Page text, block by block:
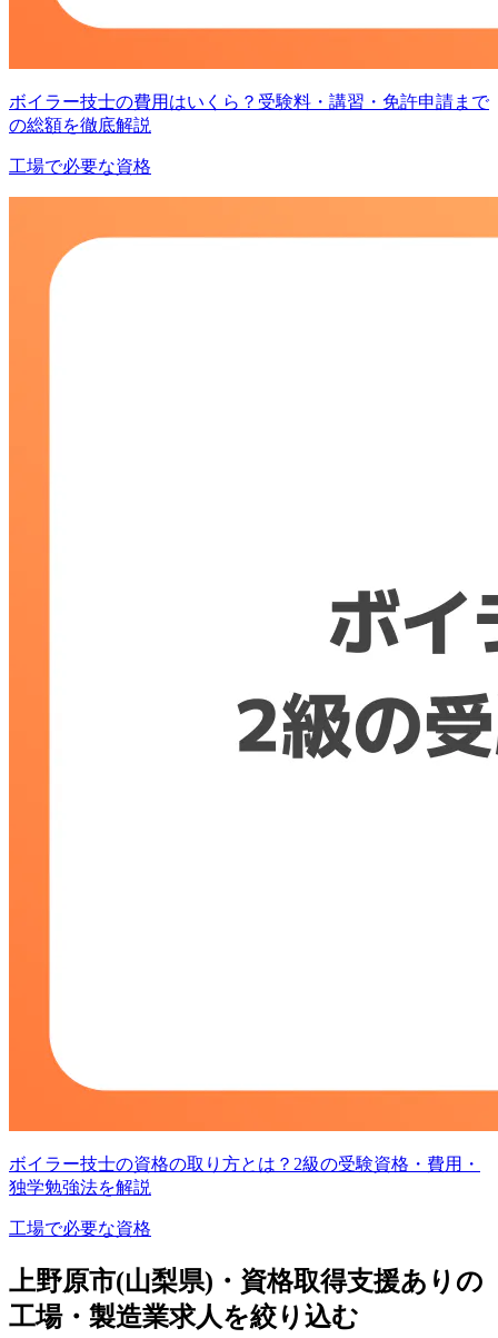
ボイラー技士の費用はいくら？受験料・講習・免許申請まで
の総額を徹底解説
工場で必要な資格
ボイラー技士の資格の取り方とは？2級の受験資格・費用・
独学勉強法を解説
工場で必要な資格
上野原市(山梨県)・資格取得支援ありの
工場・製造業求人を絞り込む